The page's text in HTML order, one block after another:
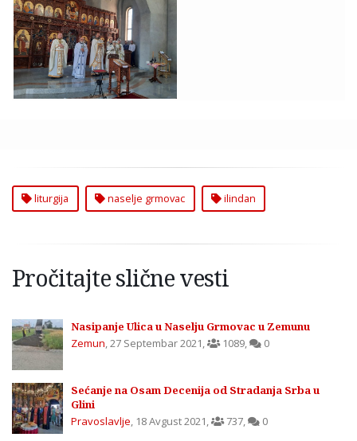
Naselje Grmovcu
Tradicionalno
Proslavljen Ilindan
liturgija naselje grmovac ilindan
Pročitajte slične vesti
Nasipanje Ulica u Naselju Grmovac u Zemunu
Zemun,27 Septembar 2021, 1089, 0
Sećanje na Osam Decenija od Stradanja Srba u
Glini
Pravoslavlje, 18 Avgust 2021, 737, 0